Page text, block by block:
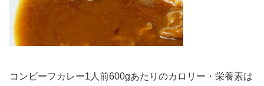
コンビーフカレー1人前600gあたりのカロリー・栄養素は